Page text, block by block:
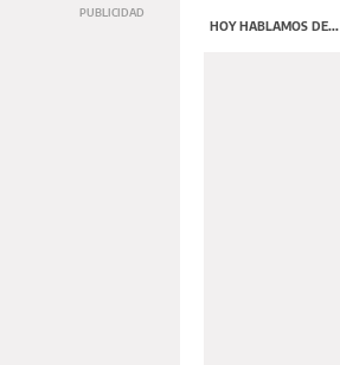
HOY HABLAMOS DE...